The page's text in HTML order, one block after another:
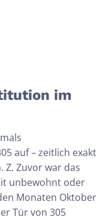
im
auf – zeitlich exakt
Z. Zuvor war das
unbewohnt oder
Monaten Oktober
Tür von 305